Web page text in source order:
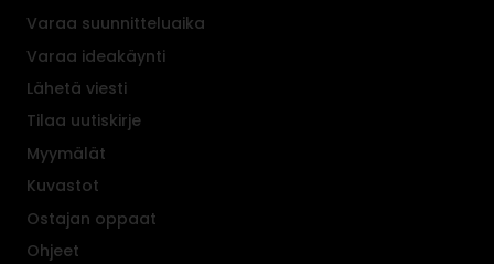
Varaa suunnitteluaika
Varaa ideakäynti
Lähetä viesti
Tilaa uutiskirje
Myymälät
Kuvastot
Ostajan oppaat
Ohjeet